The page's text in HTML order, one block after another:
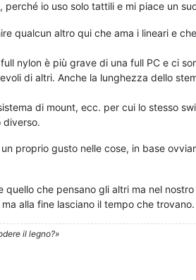
io uso solo tattili e mi piace un
qualcun altro qui che ama i lineari e
nylon è più grave di una full PC e ci
di altri. Anche la lunghezza dello
di mount, ecc. per cui lo stesso
diverso.
proprio gusto nelle cose, in base
che pensano gli altri ma nel
alla fine lasciano il tempo che trovano.
il legno?»